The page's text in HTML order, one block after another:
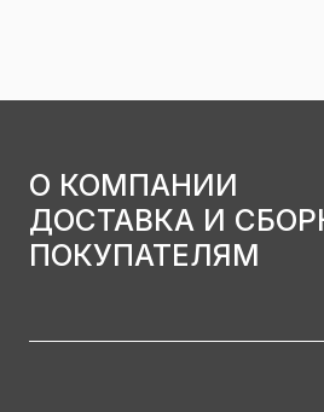
О КОМПАНИИ
ДОСТАВКА И
ПОКУПАТЕЛЯМ